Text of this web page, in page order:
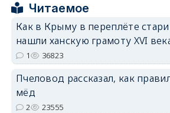
Читаемое
Как в Крыму в переплёте
нашли ханскую грамоту XVI
1 36823
Пчеловод рассказал, как
мёд
2 23555